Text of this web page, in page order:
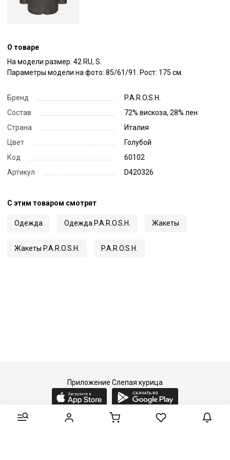
О товаре
На модели размер: 42 RU, S.
Параметры модели на фото: 85/61/91. Рост: 175 см.
Бренд
P.A.R.O.S.H.
Состав
72% вискоза, 28% лен
Страна
Италия
Цвет
Голубой
Код
60102
Артикул
D420326
С этим товаром смотрят
Одежда Одежда P.A.R.O.S.H. Жакеты
Жакеты P.A.R.O.S.H. P.A.R.O.S.H.
Приложение Слепая курица
2015-2026 © Слепая курица - fashion concept store.